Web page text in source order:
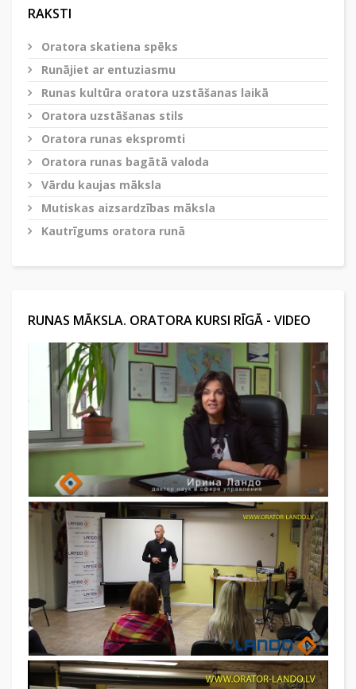
RAKSTI
Oratora skatiena spēks
Runājiet ar entuziasmu
Runas kultūra oratora uzstāšanas laikā
Oratora uzstāšanas stils
Oratora runas ekspromti
Oratora runas bagātā valoda
Vārdu kaujas māksla
Mutiskas aizsardzības māksla
Kautrīgums oratora runā
RUNAS MĀKSLA. ORATORA KURSI RĪGĀ - VIDEO